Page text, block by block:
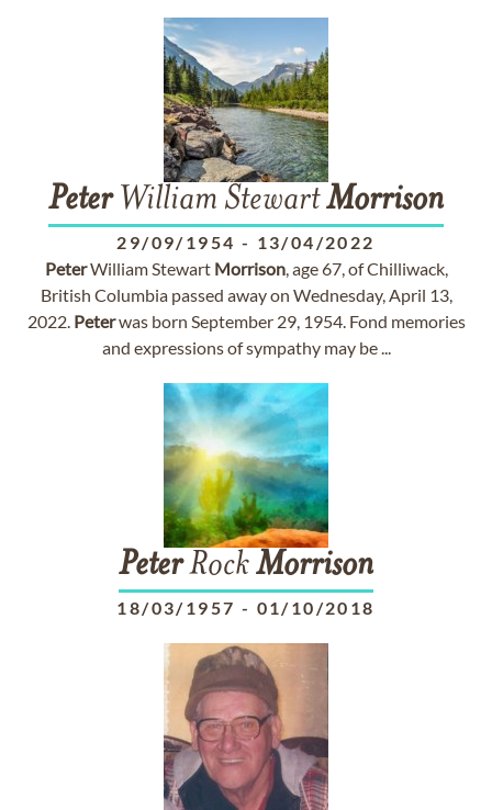
PeterWilliam StewartMorrison
29/09/1954 - 13/04/2022
PeterWilliam Stewart Morrison, age 67, of Chilliwack,
British Columbia passed away on Wednesday, April 13,
2022. Peterwas born September 29, 1954. Fond memories
and expressions of sympathy may be ...
PeterRockMorrison
18/03/1957 - 01/10/2018